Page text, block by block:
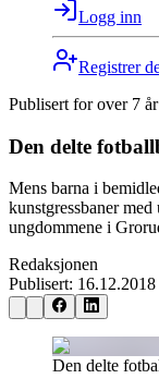
Logg inn
Registrer
Publisert for over 7
Den delte
Mens barna i
kunstgressbaner
ungdommene i
Redaksjonen
Publisert:
Den delte